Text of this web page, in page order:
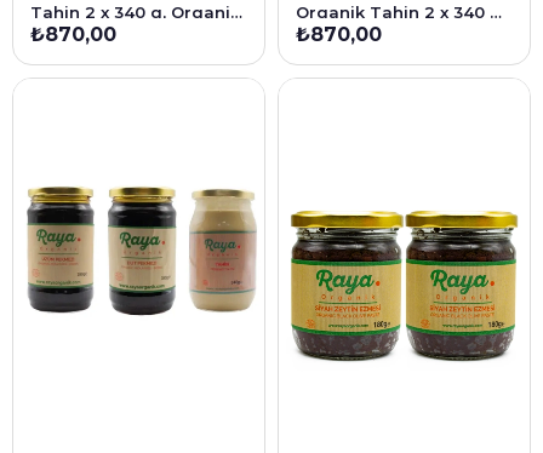
Tahin 2 x 340 g, Organik Dut Pekmezi 2 x 380 g Set
₺870,00
Organik Tahin 2 x 340 g, Organik Üzüm Pekmezi 2 x 380 g Set
₺870,00